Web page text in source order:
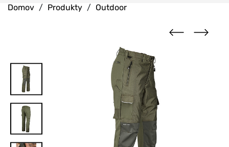
Domov Produkty Outdoor